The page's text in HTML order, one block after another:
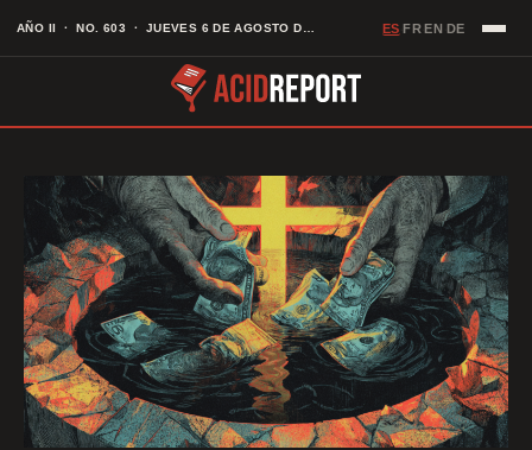
ES FREN DE